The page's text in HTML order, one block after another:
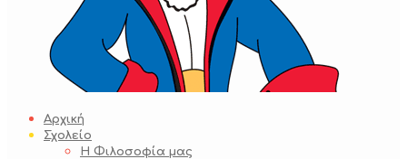
Αρχική
Σχολείο
Η Φιλοσοφία μας